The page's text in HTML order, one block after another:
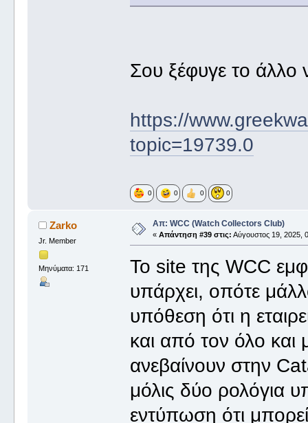
Σου ξέφυγε το άλλο
https://
topic=19739.0
0 0 0 0
Zarko
Jr. Member
Μηνύματα: 171
Απ: WCC (Watch Collectors Club)
« Απάντηση #39 στις: Αύγουστος 19, 2025,
Το site της WCC
υπάρχει, οπότε
υπόθεση ότι η
και από τον όλο και
ανεβαίνουν στην
μόλις δύο ρολόγια
εντύπωση ότι μπορεί